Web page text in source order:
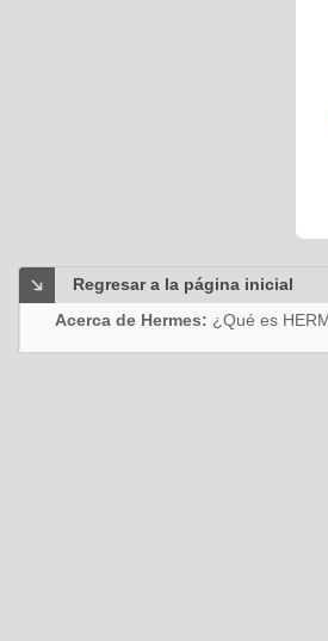
Regresar a la página inicial
Acerca de Hermes: ¿Qué es